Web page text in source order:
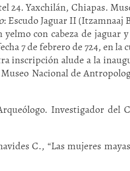
24. Yaxchilán, Chiapas.
: Escudo Jaguar II (Itzamnaaj
yelmo con cabeza de
7 de febrero de 724, en
inscripción alude a la
Nacional de
Investigador del
C., “Las mujeres